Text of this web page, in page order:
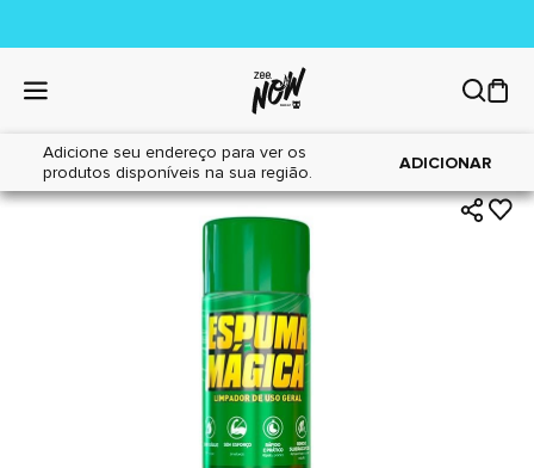
Adicione seu endereço para ver os
produtos disponíveis na sua região.
ADICIONAR
Home|Cães|Higiene